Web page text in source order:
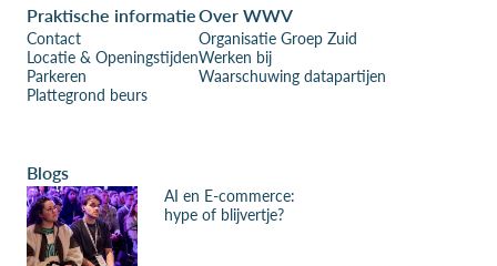
Praktische informatie
Contact
Locatie & Openingstijden
Parkeren
Plattegrond beurs
Over WWV
Organisatie Groep Zuid
Werken bij
Waarschuwing datapartijen
Blogs
AI en E-commerce:
hype of blijvertje?